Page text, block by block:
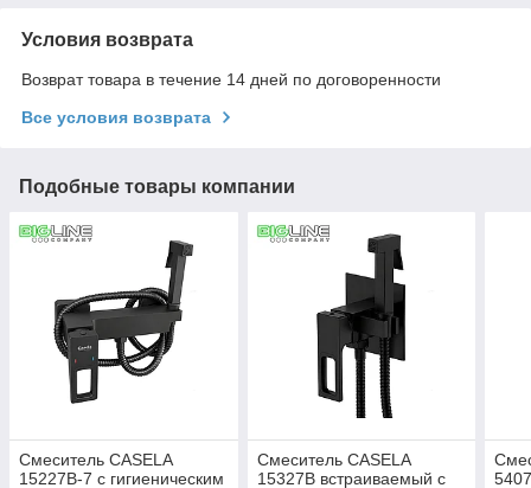
Условия возврата
Возврат товара в течение 14 дней по договоренности
Все условия возврата
Подобные товары компании
Смеситель CASELA
15227B-7 с гигиеническим
Смеситель CASELA
15327B встраиваемый с